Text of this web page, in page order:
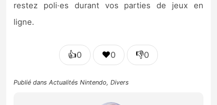
restez poli·es durant vos parties de jeux en
ligne.
👍0 ❤️0 👎0
Publié dansActualités Nintendo,Divers